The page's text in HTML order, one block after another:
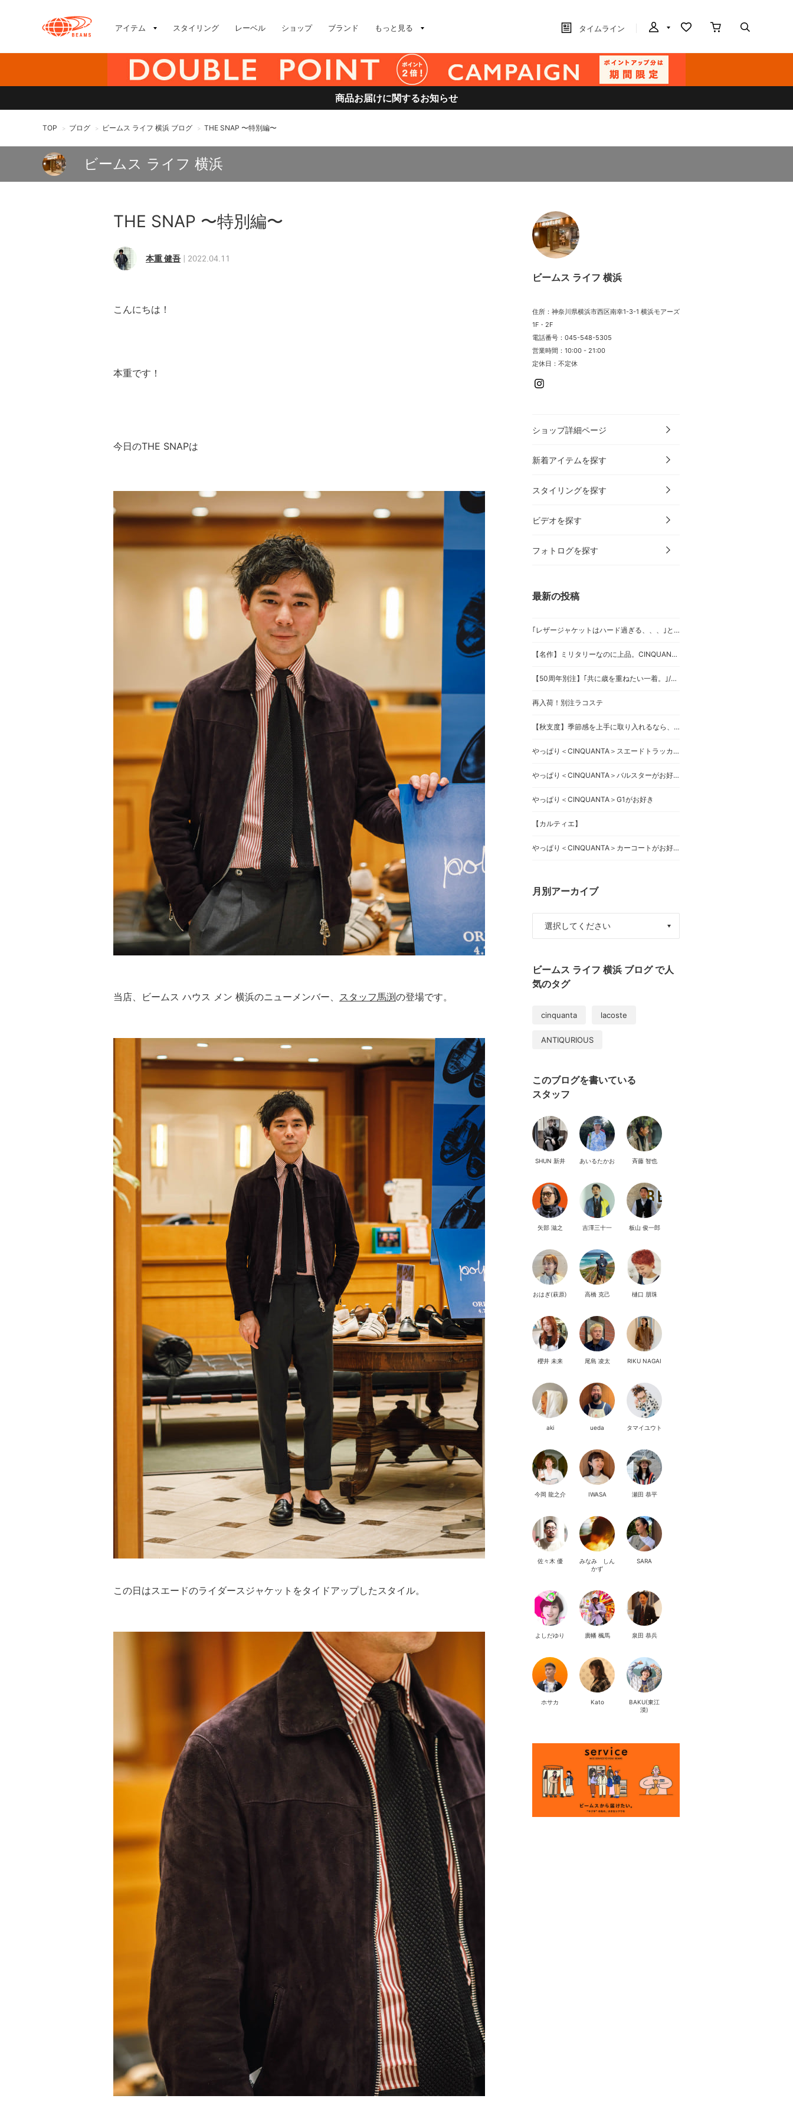
アイテム スタイリング レーベル ショップ ブランド もっと見る タイムライン
商品お届けに関するお知らせ
TOP > ブログ > ビームス ライフ 横浜 ブログ > THE SNAP 〜特別編〜
ビームス ライフ 横浜
THE SNAP 〜特別編〜
本重 健吾 2022.04.11
こんにちは！
本重です！
今日のTHE SNAPは
当店、ビームス ハウス メン 横浜のニューメンバー、 スタッフ馬渕の登場です。
この日はスエードのライダースジャケットをタイドアップしたスタイル。
ビームス ライフ 横浜
住所：神奈川県横浜市西区南幸1-3-1 横浜モアーズ
1F・2F
電話番号：045-548-5305
営業時間：10:00 - 21:00
定休日：不定休
ショップ詳細ページ
新着アイテムを探す
スタイリングを探す
ビデオを探す
フォトログを探す
最新の投稿
｢レザージャケットはハード過ぎる、、、｣という人にこそ着て欲しいレザー。/〈CINQUANTA〉です。
【名作】ミリタリーなのに上品。CINQUANTA G1レザージャケットが支持される理由。
【50周年別注】｢共に歳を重ねたい一着。｣/〈CINQUANTA〉の別注ドライビングブルゾン。
再入荷！別注ラコステ
【秋支度】季節感を上手に取り入れるなら、〈CINQUANTA〉のスエードでしょう。
やっぱり＜CINQUANTA＞スエードトラッカーがお好き
やっぱり＜CINQUANTA＞バルスターがお好き
やっぱり＜CINQUANTA＞G1がお好き
【カルティエ】
やっぱり＜CINQUANTA＞カーコートがお好き
月別アーカイブ
ビームス ライフ 横浜 ブログ で人
気のタグ
cinquanta lacoste
ANTIQURIOUS
このブログを書いている
スタッフ
SHUN 新井 あいるたかお 斉藤 智也
矢部 滋之 吉澤三十一 板山 俊一郎
おはぎ(萩原) 高橋 克己 樋口 朋珠
櫻井 未来 尾島 凌太 RIKU NAGAI
aki ueda タマイユウト
今岡 龍之介 IWASA 瀬田 恭平
佐々木 優
みなみ しん
かず
SARA
よしだゆり 廣幡 楓馬 泉田 恭兵
ホサカ Kato
BAKU(東江
漠)